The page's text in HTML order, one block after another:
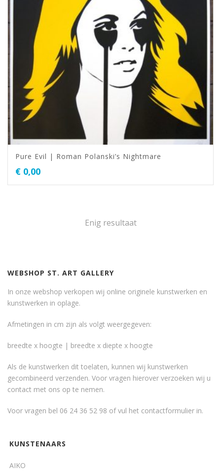
Pure Evil | Roman Polanski’s Nightmare
€ 0,00
Enig resultaat
WEBSHOP ST. ART GALLERY
In onze webshop verkopen wij online originele kunstwerken en
kunstwerken in oplage.
Afmetingen in cm zijn als volgt weergegeven:
breedte x hoogte | breedte x diepte x hoogte
Als de kunstwerken dit toelaten, kunnen wij kunstwerken
gecombineerd verzenden. Voor vragen hierover verzoeken wij u
contact met ons op te nemen.
Voor vragen bel 06 24 36 52 98 of vul het contactformulier in.
KUNSTENAARS
AIKO